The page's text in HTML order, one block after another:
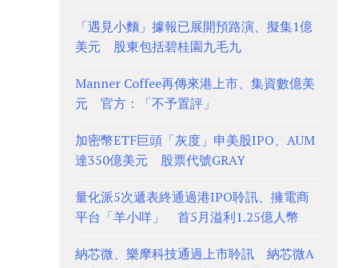
「遇見小麵」據報已展開預路演、擬集1億
美元 股東包括碧桂園九毛九
Manner Coffee再傳來港上市、集資數億美
元 官方：「不予置評」
加密幣ETF巨頭「灰度」申美股IPO、AUM
達350億美元 股票代號GRAY
量化派5次遞表終通過港IPO聆訊、擁電商
平台「羊小咩」 首5月溢利1.25億人幣
納芯微、樂摩科技通過上市聆訊 納芯微A